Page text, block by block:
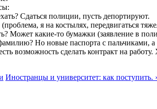
Сдаться полиции, пусть депортируют.
(проблема, я на костылях, передвигаться
Может какие-то бумажки (заявление в
Но новые паспорта с пальчиками,
возможность сделать контракт на
Иностранцы и университет: как поступить. ›